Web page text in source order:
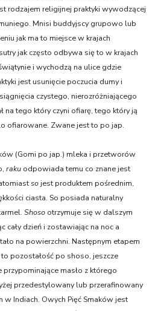
rodzajem religijnej praktyki wywodzącej
Mnisi buddyjscy grupowo lub
jak ma to miejsce w krajach
jak często odbywa się to w krajach
i wychodzą na ulice gdzie
jest usunięcie poczucia dumy i
czystego, nierozróżniającego
na tego który czyni ofiarę, tego który ją
ofiarowane. Zwane jest to po jap.
(Gomi po jap.) mleka i przetworów
raku odpowiada temu co znane jest
sojest produktem pośrednim,
ciasta. So posiada naturalny
Shoso otrzymuje się w dalszym
dzień i zostawiając na noc a
na powierzchni. Następnym etapem
to pozostałość po shoso, jeszcze
masło z którego
przedestylowany lub przerafinowany
w Indiach. Owych Pięć Smaków jest